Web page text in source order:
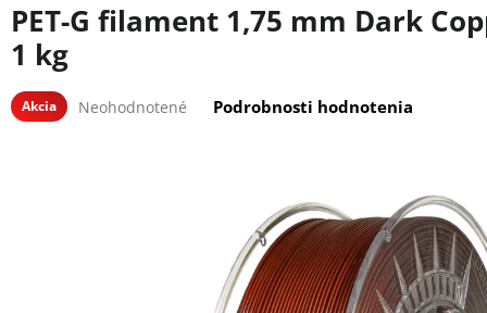
PET-G filament 1,75 mm Dark
1 kg
Akcia
hodnotenie
Neohodnotené Podrobnosti hodnotenia